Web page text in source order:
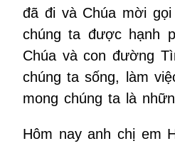
đã đi và Chúa mời
chúng ta được hạnh
Chúa và con đường
chúng ta sống, làm
mong chúng ta là
Hôm nay anh chị em